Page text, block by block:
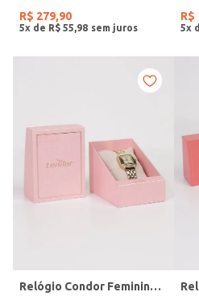
R$ 279,90
5x de R$ 55 98
R$
5x
Relógio Condor Feminino DOURADO